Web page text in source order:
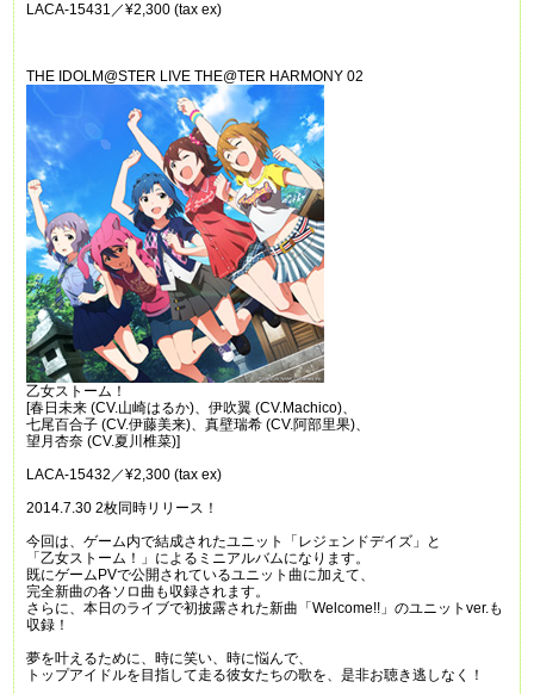
LACA-15431 ／¥2,300 (tax ex)
THE IDOLM@STER LIVE THE@TER HARMONY 02
乙女ストーム！
[春日未来(CV.山崎はるか)、伊吹翼(CV.Machico)、
七尾百合子(CV.伊藤美来)、真壁瑞希(CV.阿部里果)、
望月杏奈(CV.夏川椎菜)]
LACA-15432 ／¥2,300 (tax ex)
2014.7.30 2枚同時リリース！
今回は、ゲーム内で結成されたユニット「レジェンドデイズ」と
「乙女ストーム！」によるミニアルバムになります。
既にゲーム PVで公開されているユニット曲に加えて、
完全新曲の各ソロ曲も収録されます。
さらに、本日のライブで初披露された新曲「 Welcome!!」のユニット ver.も
収録！
夢を叶えるために、時に笑い、時に悩んで、
トップアイドルを目指して走る彼女たちの歌を、是非お聴き逃しなく！